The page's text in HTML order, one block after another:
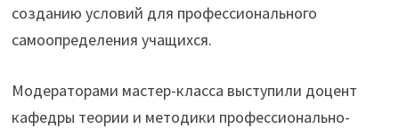
созданию условий для профессионального
самоопределения учащихся.
Модераторами мастер-класса выступили доцент
кафедры теории и методики профессионально-